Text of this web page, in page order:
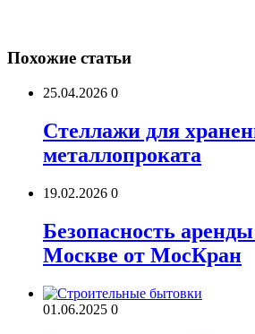
Похожие статьи
25.04.2026 0
Стеллажи для
металлопроката
19.02.2026 0
Безопасность
Москве от МосКран
01.06.2025 0